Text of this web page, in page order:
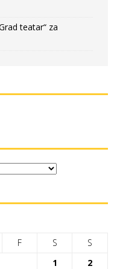
teatar“ za
F S
S
1
2